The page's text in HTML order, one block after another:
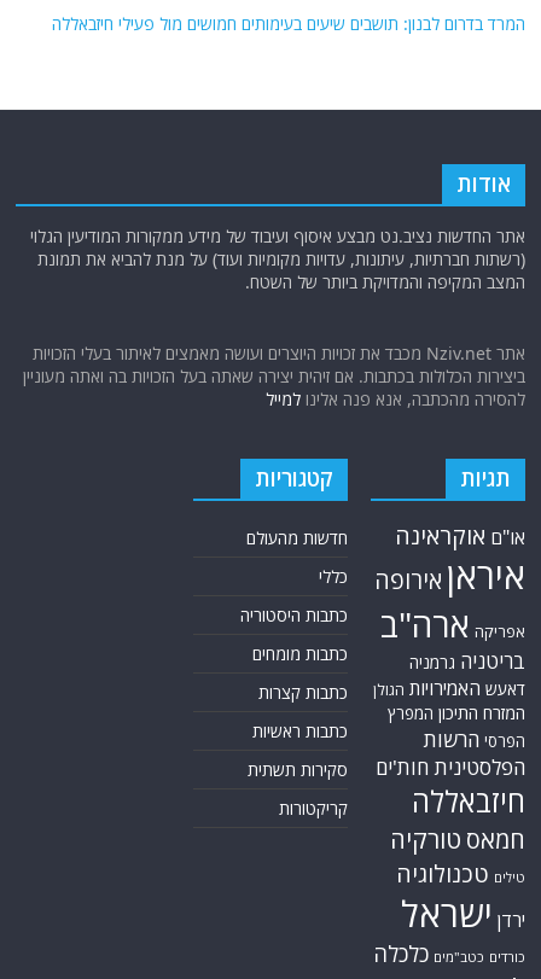
המרד בדרום לבנון: תושבים שיעים בעימותים חמושים מול פעילי חיזבאללה
אודות
אתר החדשות נציב.נט מבצע איסוף ועיבוד של מידע ממקורות המודיעין הגלוי
(רשתות חברתיות, עיתונות, עדויות מקומיות ועוד) על מנת להביא את תמונת
המצב המקיפה והמדויקת ביותר של השטח.
אתר Nziv.net מכבד את זכויות היוצרים ועושה מאמצים לאיתור בעלי הזכויות
ביצירות הכלולות בכתבות. אם זיהית יצירה שאתה בעל הזכויות בה ואתה מעוניין
להסירה מהכתבה, אנא פנה אלינולמייל
תגיות
או"ם אוקראינה
איראן אירופה
אפריקה ארה"ב
בריטניה גרמניה
דאעש האמירויות הגולן
המזרח התיכון המפרץ
הפרסי הרשות
הפלסטינית חות'ים
חיזבאללה
חמאס טורקיה
טילים טכנולוגיה
ירדן ישראל
כורדים כטב"מים כלכלה
קטגוריות
חדשות מהעולם
כללי
כתבות היסטוריה
כתבות מומחים
כתבות קצרות
כתבות ראשיות
סקירות תשתית
קריקטורות